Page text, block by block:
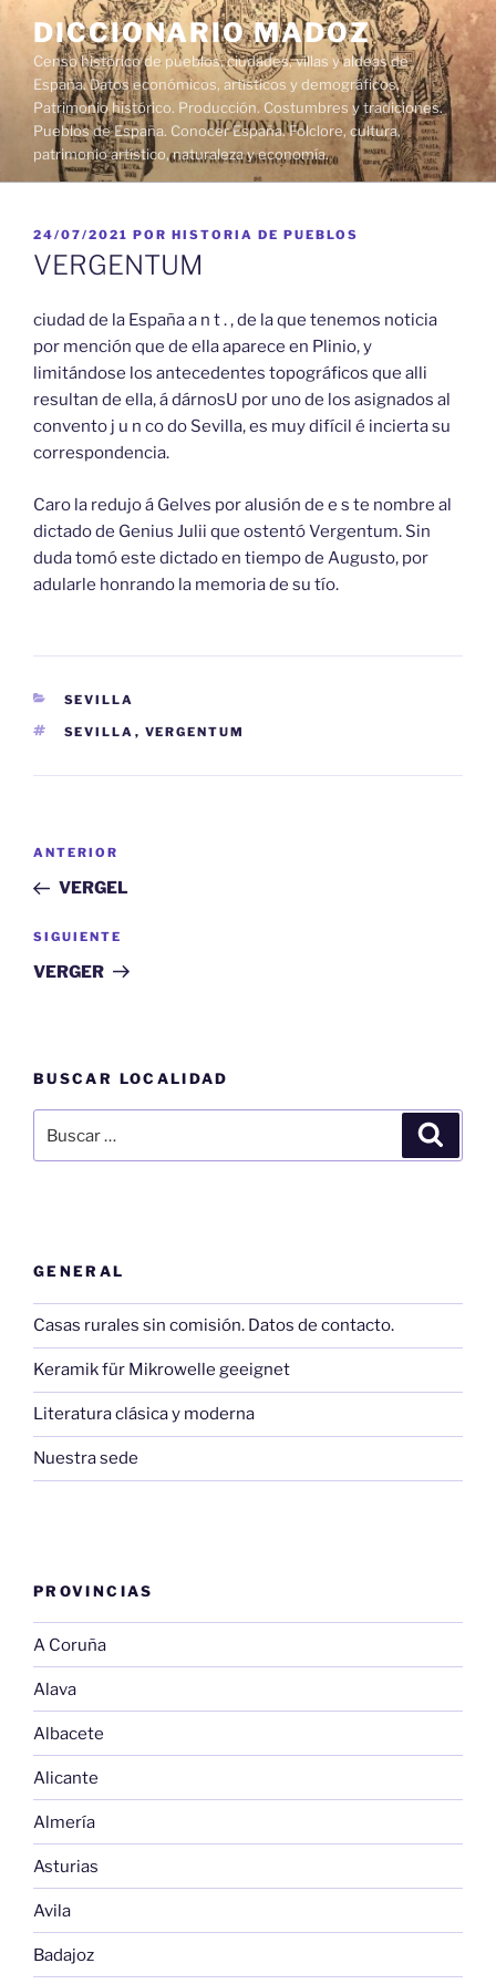
contenido
DICCIONARIO MADOZ
Censo histórico de pueblos, ciudades, villas y aldeas de
España. Datos económicos, artísticos y demográficos.
Patrimonio histórico. Producción. Costumbres y tradiciones.
Pueblos de España. Conocer España. Folclore, cultura,
patrimonio artístico, naturaleza y economía.
PUBLICADO
EL
24/07/2021 POR HISTORIA DE PUEBLOS
VERGENTUM
ciudad de la España a n t . , de la que tenemos noticia
por mención que de ella aparece en Plinio, y
limitándose los antecedentes topográficos que alli
resultan de ella, á dárnosU por uno de los asignados al
convento j u n co do Sevilla, es muy difícil é incierta su
correspondencia.
Caro la redujo á Gelves por alusión de e s te nombre al
dictado de Genius Julii que ostentó Vergentum. Sin
duda tomó este dictado en tiempo de Augusto, por
adularle honrando la memoria de su tío.
CATEGORÍAS
SEVILLA
ETIQUETAS
SEVILLA , VERGENTUM
Navegación
entradas
Entrada
anterior:
ANTERIOR
VERGEL
Siguiente
entrada
SIGUIENTE
VERGER
BUSCAR LOCALIDAD
por:
GENERAL
Casas rurales sin comisión. Datos de contacto.
Keramik für Mikrowelle geeignet
Literatura clásica y moderna
Nuestra sede
PROVINCIAS
A Coruña
Alava
Albacete
Alicante
Almería
Asturias
Avila
Badajoz